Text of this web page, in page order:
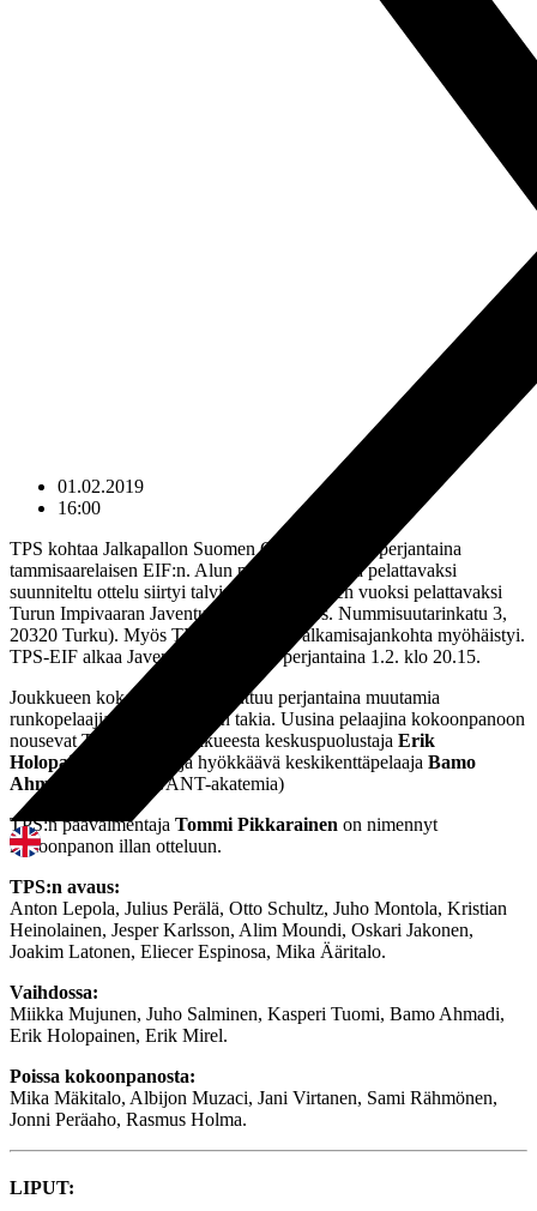
01.02.2019
16:00
TPS kohtaa Jalkapallon Suomen Cupissa tänään perjantaina
tammisaarelaisen EIF:n. Alun perin Kupittaalla pelattavaksi
suunniteltu ottelu siirtyi talvisten olosuhteiden vuoksi pelattavaksi
Turun Impivaaran Javenture-Areenalle (os. Nummisuutarinkatu 3,
20320 Turku). Myös TPS-EIF-ottelun alkamisajankohta myöhäistyi.
TPS-EIF alkaa Javenture-Areenalla perjantaina 1.2. klo 20.15.
Joukkueen kokoonpanosta puuttuu perjantaina muutamia
runkopelaajia flunssaoireiden takia. Uusina pelaajina kokoonpanoon
nousevat TPS:n P20-joukkueesta keskuspuolustaja Erik
Holopainen
(s. 2000) ja hyökkäävä keskikenttäpelaaja Bamo
Ahmadi
(s. 2001, GANT-akatemia)
TPS:n päävalmentaja Tommi Pikkarainen on nimennyt
kokoonpanon illan otteluun.
TPS:n avaus:
Anton Lepola, Julius Perälä, Otto Schultz, Juho Montola, Kristian
Heinolainen, Jesper Karlsson, Alim Moundi, Oskari Jakonen,
Joakim Latonen, Eliecer Espinosa, Mika Ääritalo.
Vaihdossa:
Miikka Mujunen, Juho Salminen, Kasperi Tuomi, Bamo Ahmadi,
Erik Holopainen, Erik Mirel.
Poissa kokoonpanosta:
Mika Mäkitalo, Albijon Muzaci, Jani Virtanen, Sami Rähmönen,
Jonni Peräaho, Rasmus Holma.
LIPUT: